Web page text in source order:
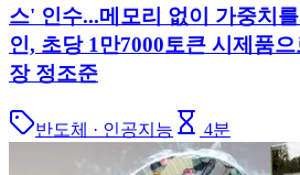
스' 인수...메모리 없이 가중치
인, 초당 1만7000토큰 시제품
장 정조준
반도체 · 인공지능 4분